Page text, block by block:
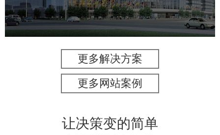
更多解决方案
更多网站案例
让决策变的简单